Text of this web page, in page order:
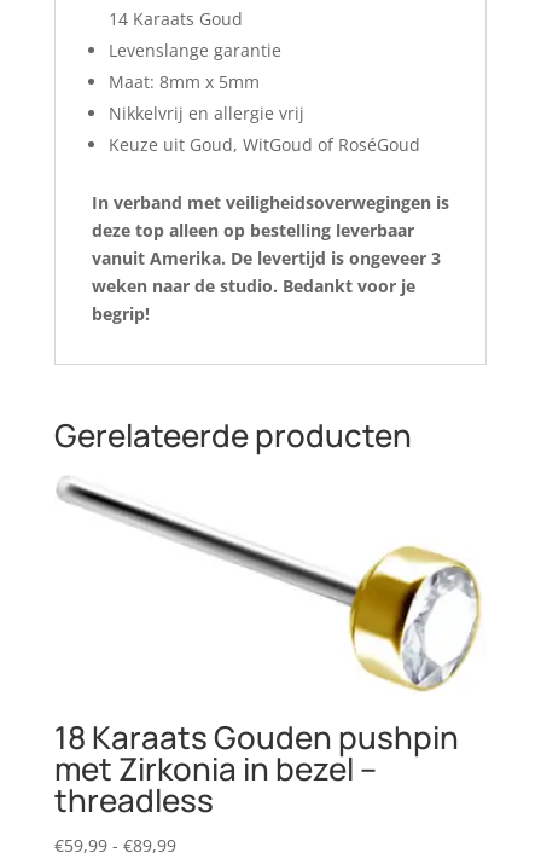
14 Karaats Goud
Levenslange garantie
Maat: 8mm x 5mm
Nikkelvrij en allergie vrij
Keuze uit Goud, WitGoud of RoséGoud
In verband met veiligheidsoverwegingen is
deze top alleen op bestelling leverbaar
vanuit Amerika. De levertijd is ongeveer 3
weken naar de studio. Bedankt voor je
begrip!
Gerelateerde producten
18 Karaats Gouden pushpin
met Zirkonia in bezel –
threadless
€59,99 - €89,99Prijsklasse: